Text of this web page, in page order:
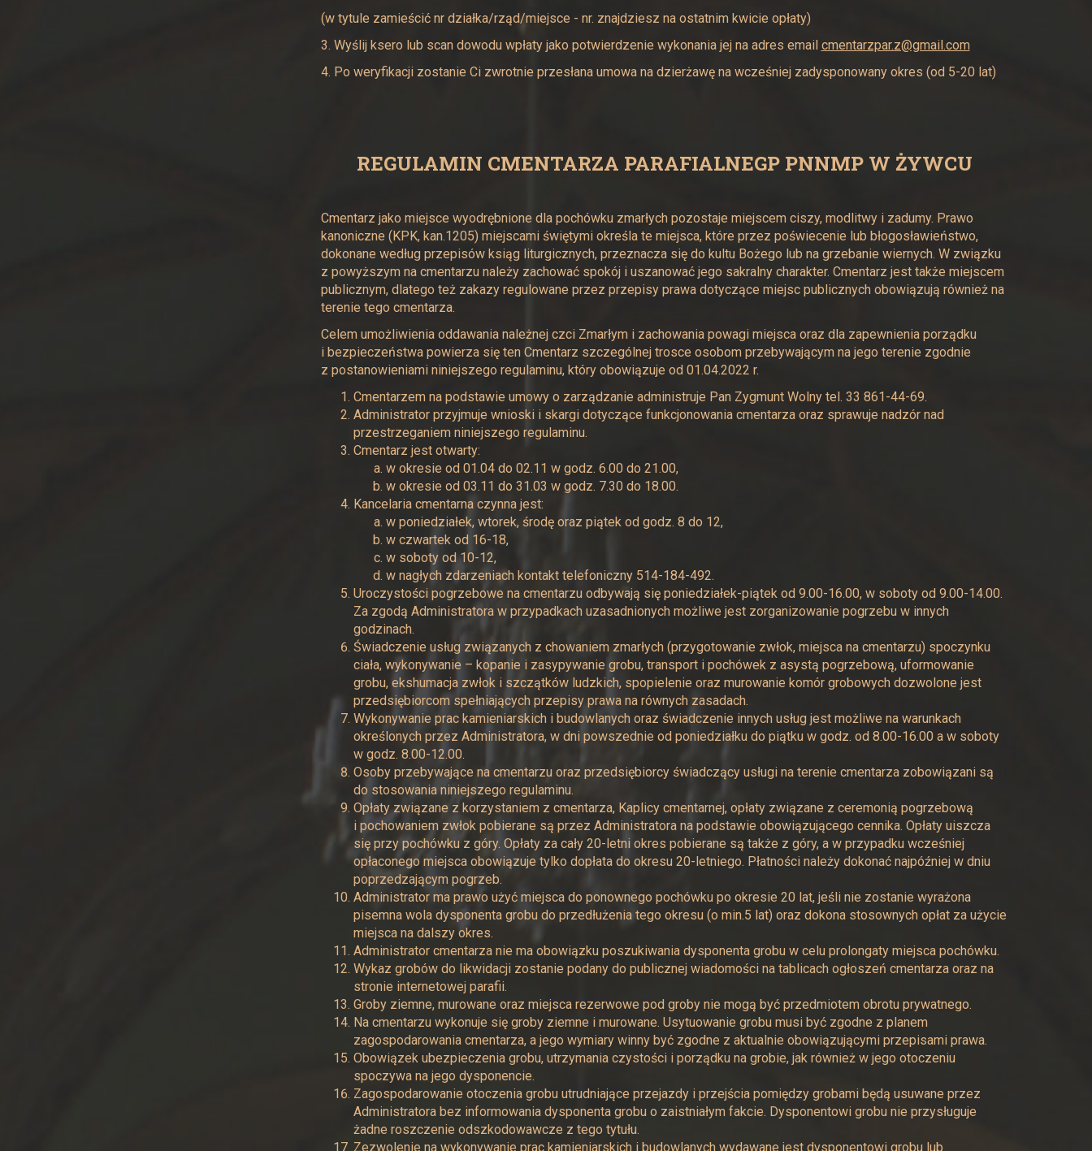
(w tytule zamieścić nr działka/rząd/miejsce - nr. znajdziesz na ostatnim kwicie opłaty)
3. Wyślij ksero lub scan dowodu wpłaty jako potwierdzenie wykonania jej na adres email cmentarzpar.z@gmail.com
4. Po weryfikacji zostanie Ci zwrotnie przesłana umowa na dzierżawę na wcześniej zadysponowany okres (od 5-20 lat)
REGULAMIN CMENTARZA PARAFIALNEGP PNNMP W ŻYWCU
Cmentarz jako miejsce wyodrębnione dla pochówku zmarłych pozostaje miejscem ciszy, modlitwy i zadumy. Prawo
kanoniczne (KPK, kan.1205) miejscami świętymi określa te miejsca, które przez poświecenie lub błogosławieństwo,
dokonane według przepisów ksiąg liturgicznych, przeznacza się do kultu Bożego lub na grzebanie wiernych. W związku
z powyższym na cmentarzu należy zachować spokój i uszanować jego sakralny charakter. Cmentarz jest także miejscem
publicznym, dlatego też zakazy regulowane przez przepisy prawa dotyczące miejsc publicznych obowiązują również na
terenie tego cmentarza.
Celem umożliwienia oddawania należnej czci Zmarłym i zachowania powagi miejsca oraz dla zapewnienia porządku
i bezpieczeństwa powierza się ten Cmentarz szczególnej trosce osobom przebywającym na jego terenie zgodnie
z postanowieniami niniejszego regulaminu, który obowiązuje od 01.04.2022 r.
Cmentarzem na podstawie umowy o zarządzanie administruje Pan Zygmunt Wolny tel. 33 861-44-69.
Administrator przyjmuje wnioski i skargi dotyczące funkcjonowania cmentarza oraz sprawuje nadzór nad
przestrzeganiem niniejszego regulaminu.
Cmentarz jest otwarty:
w okresie od 01.04 do 02.11 w godz. 6.00 do 21.00,
w okresie od 03.11 do 31.03 w godz. 7.30 do 18.00.
Kancelaria cmentarna czynna jest:
w poniedziałek, wtorek, środę oraz piątek od godz. 8 do 12,
w czwartek od 16-18,
w soboty od 10-12,
w nagłych zdarzeniach kontakt telefoniczny 514-184-492.
Uroczystości pogrzebowe na cmentarzu odbywają się poniedziałek-piątek od 9.00-16.00, w soboty od 9.00-14.00.
Za zgodą Administratora w przypadkach uzasadnionych możliwe jest zorganizowanie pogrzebu w innych
godzinach.
Świadczenie usług związanych z chowaniem zmarłych (przygotowanie zwłok, miejsca na cmentarzu) spoczynku
ciała, wykonywanie – kopanie i zasypywanie grobu, transport i pochówek z asystą pogrzebową, uformowanie
grobu, ekshumacja zwłok i szczątków ludzkich, spopielenie oraz murowanie komór grobowych dozwolone jest
przedsiębiorcom spełniających przepisy prawa na równych zasadach.
Wykonywanie prac kamieniarskich i budowlanych oraz świadczenie innych usług jest możliwe na warunkach
określonych przez Administratora, w dni powszednie od poniedziałku do piątku w godz. od 8.00-16.00 a w soboty
w godz. 8.00-12.00.
Osoby przebywające na cmentarzu oraz przedsiębiorcy świadczący usługi na terenie cmentarza zobowiązani są
do stosowania niniejszego regulaminu.
Opłaty związane z korzystaniem z cmentarza, Kaplicy cmentarnej, opłaty związane z ceremonią pogrzebową
i pochowaniem zwłok pobierane są przez Administratora na podstawie obowiązującego cennika. Opłaty uiszcza
się przy pochówku z góry. Opłaty za cały 20-letni okres pobierane są także z góry, a w przypadku wcześniej
opłaconego miejsca obowiązuje tylko dopłata do okresu 20-letniego. Płatności należy dokonać najpóźniej w dniu
poprzedzającym pogrzeb.
Administrator ma prawo użyć miejsca do ponownego pochówku po okresie 20 lat, jeśli nie zostanie wyrażona
pisemna wola dysponenta grobu do przedłużenia tego okresu (o min.5 lat) oraz dokona stosownych opłat za użycie
miejsca na dalszy okres.
Administrator cmentarza nie ma obowiązku poszukiwania dysponenta grobu w celu prolongaty miejsca pochówku.
Wykaz grobów do likwidacji zostanie podany do publicznej wiadomości na tablicach ogłoszeń cmentarza oraz na
stronie internetowej parafii.
Groby ziemne, murowane oraz miejsca rezerwowe pod groby nie mogą być przedmiotem obrotu prywatnego.
Na cmentarzu wykonuje się groby ziemne i murowane. Usytuowanie grobu musi być zgodne z planem
zagospodarowania cmentarza, a jego wymiary winny być zgodne z aktualnie obowiązującymi przepisami prawa.
Obowiązek ubezpieczenia grobu, utrzymania czystości i porządku na grobie, jak również w jego otoczeniu
spoczywa na jego dysponencie.
Zagospodarowanie otoczenia grobu utrudniające przejazdy i przejścia pomiędzy grobami będą usuwane przez
Administratora bez informowania dysponenta grobu o zaistniałym fakcie. Dysponentowi grobu nie przysługuje
żadne roszczenie odszkodowawcze z tego tytułu.
Zezwolenie na wykonywanie prac kamieniarskich i budowlanych wydawane jest dysponentowi grobu lub